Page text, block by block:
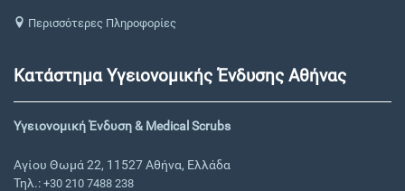
Περισσότερες Πληροφορίες
Κατάστημα Υγειονομικής Ένδυσης Αθήνας
Υγειονομική Ένδυση & Medical Scrubs
Αγίου Θωμά 22, 11527 Αθήνα, Ελλάδα
Τηλ.: +30 210 7488 238